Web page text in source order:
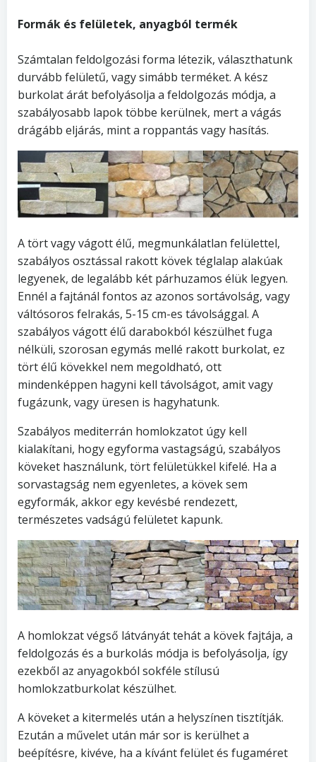
Formák és felületek, anyagból termék
Számtalan feldolgozási forma létezik, választhatunk
durvább felületű, vagy simább terméket. A kész
burkolat árát befolyásolja a feldolgozás módja, a
szabályosabb lapok többe kerülnek, mert a vágás
drágább eljárás, mint a roppantás vagy hasítás.
A tört vagy vágott élű, megmunkálatlan felülettel,
szabályos osztással rakott kövek téglalap alakúak
legyenek, de legalább két párhuzamos élük legyen.
Ennél a fajtánál fontos az azonos sortávolság, vagy
váltósoros felrakás, 5-15 cm-es távolsággal. A
szabályos vágott élű darabokból készülhet fuga
nélküli, szorosan egymás mellé rakott burkolat, ez
tört élű kövekkel nem megoldható, ott
mindenképpen hagyni kell távolságot, amit vagy
fugázunk, vagy üresen is hagyhatunk.
Szabályos mediterrán homlokzatot úgy kell
kialakítani, hogy egyforma vastagságú, szabályos
köveket használunk, tört felületükkel kifelé. Ha a
sorvastagság nem egyenletes, a kövek sem
egyformák, akkor egy kevésbé rendezett,
természetes vadságú felületet kapunk.
A homlokzat végső látványát tehát a kövek fajtája, a
feldolgozás és a burkolás módja is befolyásolja, így
ezekből az anyagokból sokféle stílusú
homlokzatburkolat készülhet.
A köveket a kitermelés után a helyszínen tisztítják.
Ezután a művelet után már sor is kerülhet a
beépítésre, kivéve, ha a kívánt felület és fugaméret